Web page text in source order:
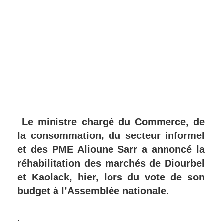
Le ministre chargé du Commerce, de
la consommation, du secteur informel
et des PME Alioune Sarr a annoncé la
réhabilitation des marchés de Diourbel
et Kaolack, hier, lors du vote de son
budget à l’Assemblée nationale.
.